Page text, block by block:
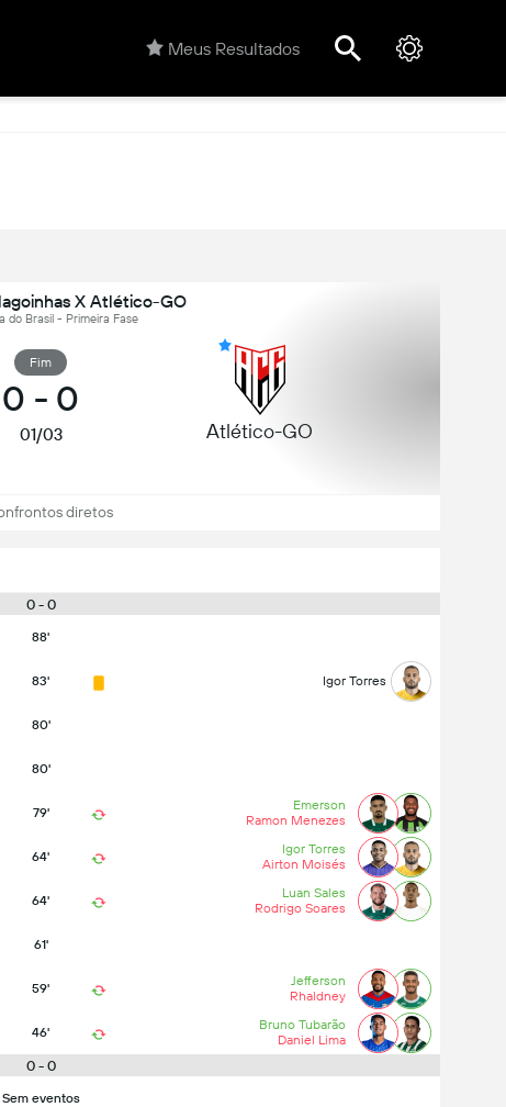
Meus Resultados
X Atlético-GO
do Brasil - Primeira Fase
Fim
0 - 0
01/03 Atlético-GO
diretos
0 - 0
88'
83' Igor Torres
80'
80'
79'
Emerson
Ramon Menezes
64'
Igor Torres
Airton Moisés
64'
Luan Sales
Rodrigo Soares
61'
59'
Jefferson
Rhaldney
46'
Bruno Tubarão
Daniel Lima
0 - 0
Sem eventos